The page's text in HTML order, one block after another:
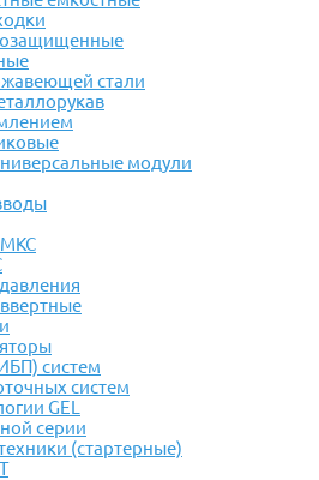
стали
модули
МКС
систем
систем
GEL
серии
(стартерные)